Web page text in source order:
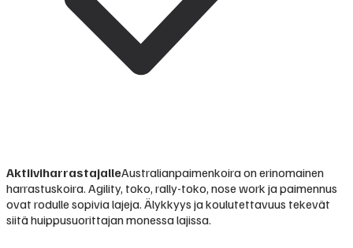
AktiiviharrastajalleAustralianpaimenkoira on erinomainen
harrastuskoira. Agility, toko, rally-toko, nose work ja paimennus
ovat rodulle sopivia lajeja. Älykkyys ja koulutettavuus tekevät
siitä huippusuorittajan monessa lajissa.